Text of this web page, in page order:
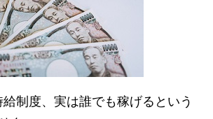
制度、実は誰でも稼げるという